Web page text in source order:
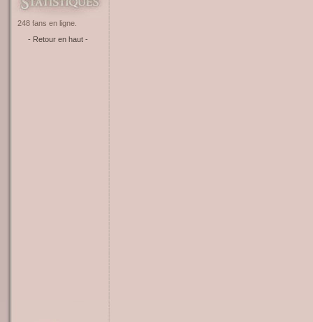
248 fans en ligne.
- Retour en haut -